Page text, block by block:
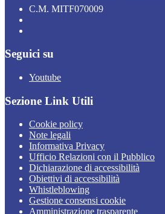
C.M. MITF070009
Seguici su
Youtube
Sezione Link Utili
Cookie policy
Note legali
Informativa Privacy
Ufficio Relazioni con il Pubblico
Dichiarazione di accessibilità
Obiettivi di accessibilità
Whistleblowing
Gestione consensi cookie
Amministrazione trasparente